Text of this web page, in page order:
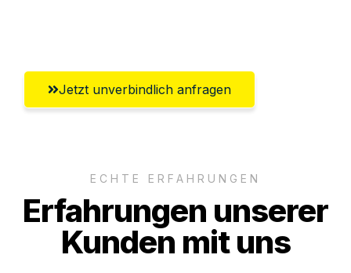
Jetzt unverbindlich anfragen
ECHTE ERFAHRUNGEN
Erfahrungen unserer
Kunden mit uns